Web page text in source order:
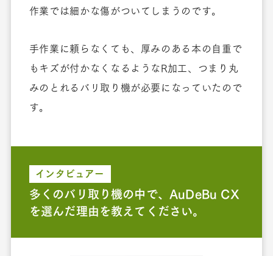
作業では細かな傷がついてしまうのです。
手作業に頼らなくても、厚みのある本の自重で
もキズが付かなくなるようなR加工、つまり丸
みのとれるバリ取り機が必要になっていたので
す。
インタビュアー
多くのバリ取り機の中で、AuDeBu CX
を選んだ理由を教えてください。